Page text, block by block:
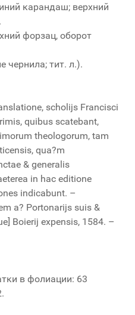
карандаш; верхний
форзац, оборот
чернила; тит. л.).
scholijs Francisci
quibus scatebant,
theologorum, tam
qua?m
& generalis
in hac editione
indicabunt. –
a? Portonarijs suis &
Boierij expensis, 1584. –
в фолиации: 63